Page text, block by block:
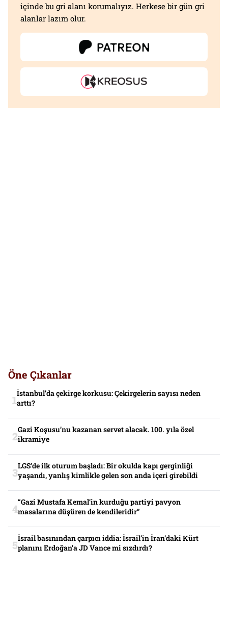
içinde bu gri alanı korumalıyız. Herkese bir gün gri
alanlar lazım olur.
Öne Çıkanlar
İstanbul’da çekirge korkusu: Çekirgelerin sayısı neden
arttı?
Gazi Koşusu’nu kazanan servet alacak. 100. yıla özel
ikramiye
LGS’de ilk oturum başladı: Bir okulda kapı gerginliği
yaşandı, yanlış kimlikle gelen son anda içeri girebildi
“Gazi Mustafa Kemal’in kurduğu partiyi pavyon
masalarına düşüren de kendileridir”
İsrail basınından çarpıcı iddia: İsrail’in İran’daki Kürt
planını Erdoğan’a JD Vance mi sızdırdı?